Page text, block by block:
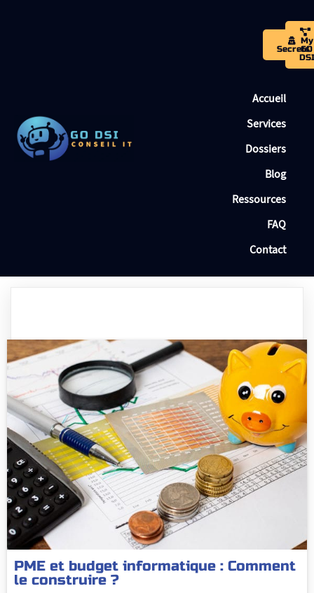
Secrets
My
GO
DSI
Accueil
Services
Dossiers
Blog
Ressources
FAQ
Contact
PME et budget informatique : Comment
le construire ?